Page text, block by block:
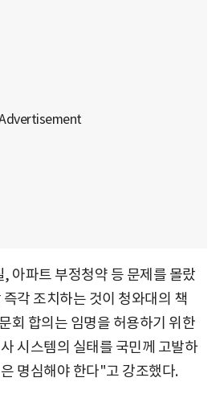
아파트 부정청약 등 문제를 몰랐
각 조치하는 것이 청와대의 책
회 합의는 임명을 허용하기 위한
시스템의 실태를 국민께 고발하
명심해야 한다"고 강조했다.